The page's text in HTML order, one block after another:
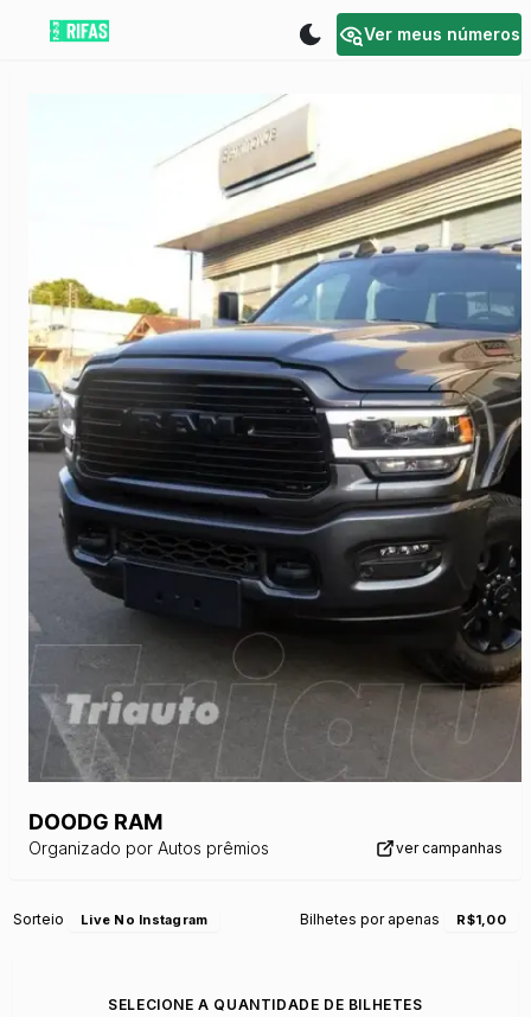
Ver meus números
DOODG RAM
Organizado por Autos prêmios ver campanhas
Sorteio Live No Instagram Bilhetes por apenas R$1,00
SELECIONE A QUANTIDADE DE BILHETES